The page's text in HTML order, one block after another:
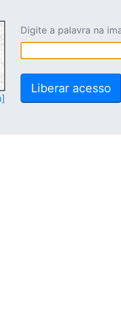
Digite a palavra na